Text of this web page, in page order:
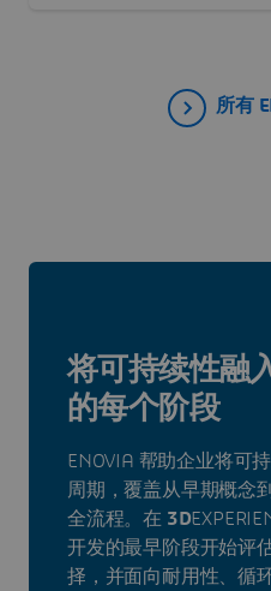
所有
将可持续性融
的每个阶段
ENOVIA 帮助企业将可
周期，覆盖从早期概念
全流程。在 3D
开发的最早阶段开始评
择，并面向耐用性、循